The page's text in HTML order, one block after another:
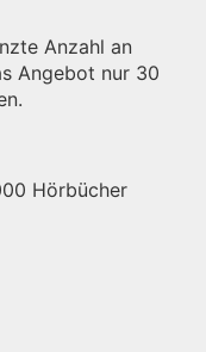
Anzahl an
Angebot nur 30
Hörbücher